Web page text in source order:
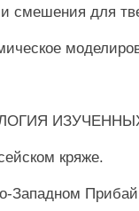
смешения для
кряже.
Западном